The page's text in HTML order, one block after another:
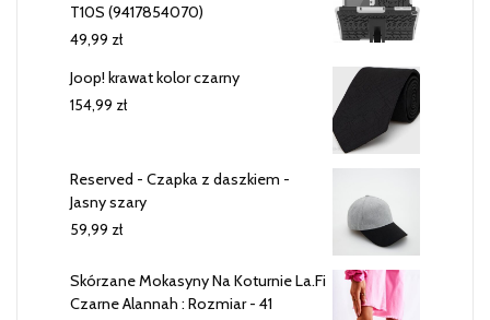
T10S (9417854070)
49,99 zł
Joop! krawat kolor czarny
154,99 zł
Reserved - Czapka z daszkiem -
Jasny szary
59,99 zł
Skórzane Mokasyny Na Koturnie La.Fi
Czarne Alannah : Rozmiar - 41